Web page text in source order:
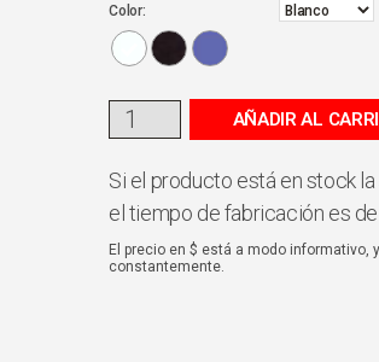
Color:
AÑADIR AL
Si el producto está en stock
el tiempo de fabricación es
El precio en $ está a modo
constantemente.